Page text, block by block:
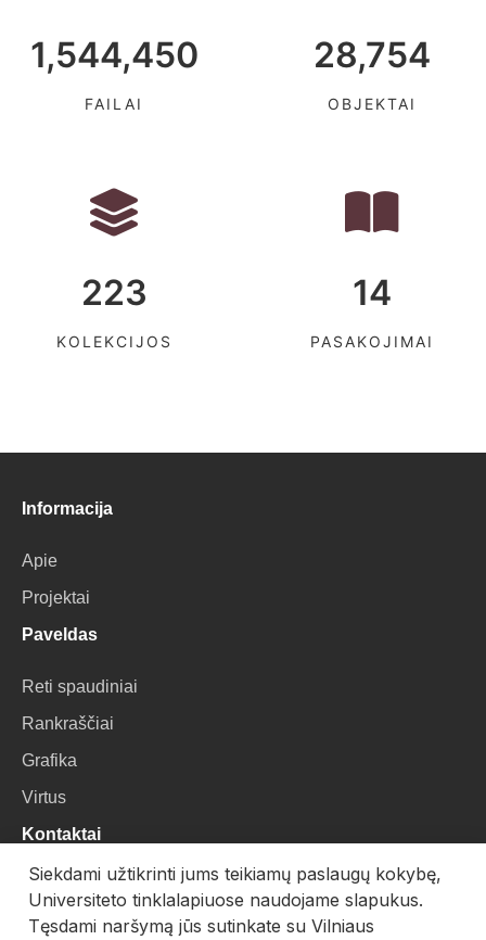
1,544,450
FAILAI
28,754
OBJEKTAI
223
KOLEKCIJOS
14
PASAKOJIMAI
Informacija
Apie
Projektai
Paveldas
Reti spaudiniai
Rankraščiai
Grafika
Virtus
Kontaktai
VU Biblioteka
Universiteto g. 3, LT-01122, Vilnius
Siekdami užtikrinti jums teikiamų paslaugų kokybę,
Universiteto tinklalapiuose naudojame slapukus.
Tęsdami naršymą jūs sutinkate su Vilniaus